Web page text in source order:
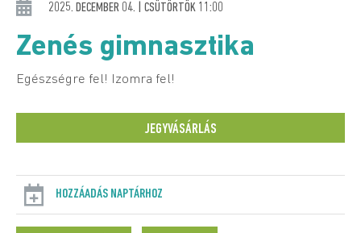
2025. DECEMBER 04. | CSÜTÖRTÖK 11:00
Zenés gimnasztika
Egészségre fel! Izomra fel!
JEGYVÁSÁRLÁS
HOZZÁADÁS NAPTÁRHOZ